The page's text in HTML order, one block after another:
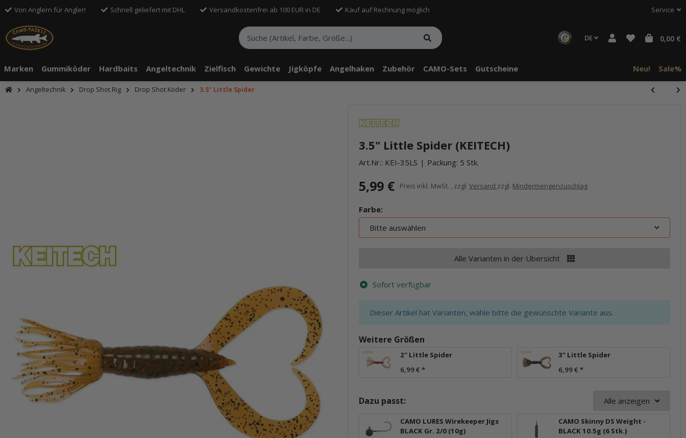
Von Anglern für Angler! Schnell geliefert mit DHL Versandkostenfrei ab 100 EUR in DE Kauf auf Rechnung möglich Service
DE 0,00 €
Marken Gummiköder Hardbaits Angeltechnik Zielfisch Gewichte Jigköpfe Angelhaken Zubehör CAMO-Sets Gutscheine Neu! Sale%
Angeltechnik Drop Shot Rig Drop Shot Köder 3.5" Little Spider
An dieser Stelle findest Du Inhalte von Drittanbietern (Youtube). Möchtest Du Inhalte von
akzeptieren" und lade anschließend die Seite neu.3.5" Little Spider (KEITECH)
Art.Nr.: KEI-35LS Packung: 5 Stk.
5,99 € Preis inkl. MwSt. , zzgl. Versand zzgl. Mindermengenzuschlag
Farbe:
Bitte auswählen
Alle Varianten in der Übersicht
Sofort verfügbar
x
Dieser Artikel hat Varianten, wähle bitte die gewünschte Variante aus.
Weitere Größen
2" Little Spider
6,99 € *
3" Little Spider
6,99 € *
Dazu passt: Alle anzeigen
CAMO LURES Wirekeeper Jigs
BLACK Gr. 2/0 (10g)
CAMO Skinny DS Weight -
BLACK 10.5g (6 Stk.)